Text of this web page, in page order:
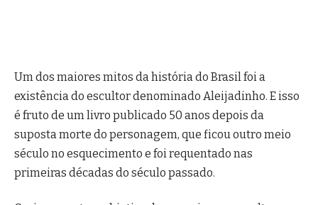
Um dos maiores mitos da história do Brasil foi a
existência do escultor denominado Aleijadinho. E isso
é fruto de um livro publicado 50 anos depois da
suposta morte do personagem, que ficou outro meio
século no esquecimento e foi requentado nas
primeiras décadas do século passado.